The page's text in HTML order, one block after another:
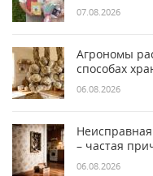
07.08.2026
Агрономы
способах
06.08.2026
– частая
06.08.2026